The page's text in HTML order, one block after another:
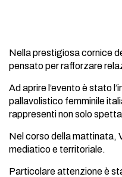
Nella prestigiosa cornice
pensato per rafforzare
Ad aprire l’evento è stato
pallavolistico femminile
rappresenti non solo
Nel corso della mattinata,
mediatico e territoriale.
Particolare attenzione è